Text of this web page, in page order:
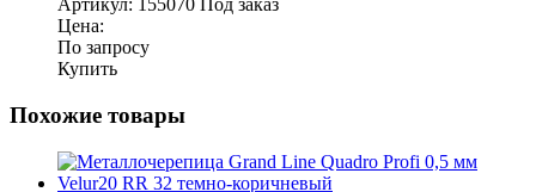
Артикул: 155070
Под заказ
Цена:
По запросу
Купить
Похожие товары